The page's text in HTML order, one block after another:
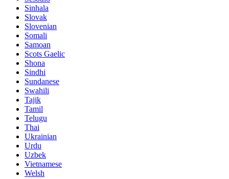
Sinhala
Slovak
Slovenian
Somali
Samoan
Scots Gaelic
Shona
Sindhi
Sundanese
Swahili
Tajik
Tamil
Telugu
Thai
Ukrainian
Urdu
Uzbek
Vietnamese
Welsh